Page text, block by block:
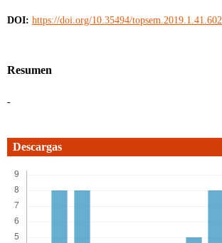
DOI: https://doi.org/10.35494/topsem.2019.1.41.602
Resumen
-
Descargas